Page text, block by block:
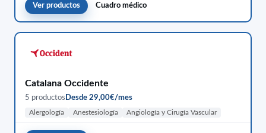
Ver productos Cuadro médico
Catalana Occidente
5 productos Desde 29,00€/mes
Alergología Anestesiología Angiología y Cirugía Vascular